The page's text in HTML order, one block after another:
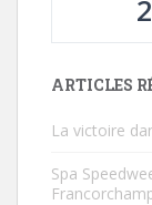
ARTICLES
La victoire
Spa